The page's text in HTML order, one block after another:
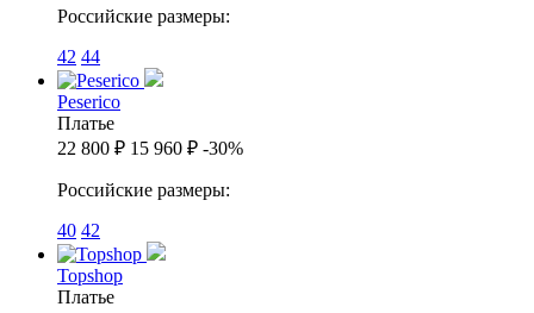
Российские размеры:
42 44
Peserico
Платье
22 800 ₽ 15 960 ₽ -30%
Российские размеры:
40 42
Topshop
Платье